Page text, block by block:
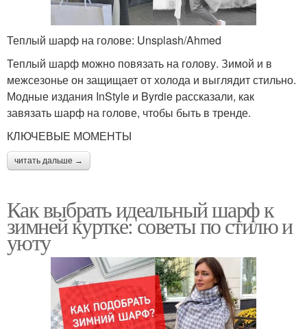
Теплый шарф на голове: Unsplash/Ahmed
Теплый шарф можно повязать на голову. Зимой и в
межсезонье он защищает от холода и выглядит стильно.
Модные издания InStyle и Byrdie рассказали, как
завязать шарф на голове, чтобы быть в тренде.
КЛЮЧЕВЫЕ МОМЕНТЫ
читать дальше →
Как выбрать идеальный шарф к
зимней куртке: советы по стилю и
уюту